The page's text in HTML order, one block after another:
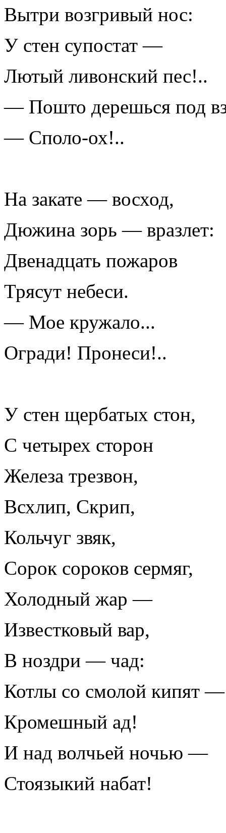
Вытри возгривый нос:
У стен супостат —
Лютый ливонский пес!..
— Пошто дерешься под
— Споло-ох!..
На закате — восход,
Дюжина зорь — вразлет:
Двенадцать пожаров
Трясут небеси.
— Мое кружало...
Огради! Пронеси!..
У стен щербатых стон,
С четырех сторон
Железа трезвон,
Всхлип, Скрип,
Кольчуг звяк,
Сорок сороков сермяг,
Холодный жар —
Известковый вар,
В ноздри — чад:
Котлы со смолой кипят —
Кромешный ад!
И над волчьей ночью —
Стоязыкий набат!